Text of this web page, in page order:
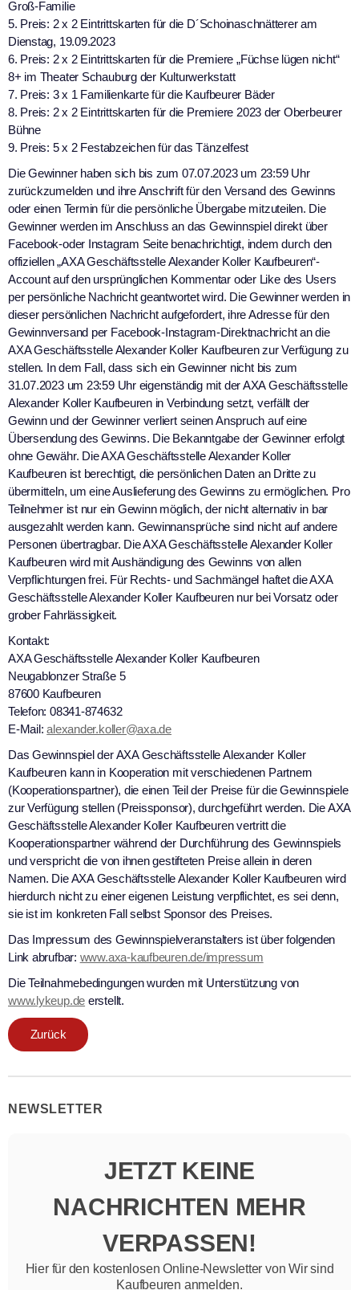
Groß-Familie
5. Preis: 2 x 2 Eintrittskarten für die D´Schoinaschnätterer am
Dienstag, 19.09.2023
6. Preis: 2 x 2 Eintrittskarten für die Premiere „Füchse lügen nicht“
8+ im Theater Schauburg der Kulturwerkstatt
7. Preis: 3 x 1 Familienkarte für die Kaufbeurer Bäder
8. Preis: 2 x 2 Eintrittskarten für die Premiere 2023 der Oberbeurer
Bühne
9. Preis: 5 x 2 Festabzeichen für das Tänzelfest
Die Gewinner haben sich bis zum 07.07.2023 um 23:59 Uhr
zurückzumelden und ihre Anschrift für den Versand des Gewinns
oder einen Termin für die persönliche Übergabe mitzuteilen. Die
Gewinner werden im Anschluss an das Gewinnspiel direkt über
Facebook-oder Instagram Seite benachrichtigt, indem durch den
offiziellen „AXA Geschäftsstelle Alexander Koller Kaufbeuren“-
Account auf den ursprünglichen Kommentar oder Like des Users
per persönliche Nachricht geantwortet wird. Die Gewinner werden in
dieser persönlichen Nachricht aufgefordert, ihre Adresse für den
Gewinnversand per Facebook-Instagram-Direktnachricht an die
AXA Geschäftsstelle Alexander Koller Kaufbeuren zur Verfügung zu
stellen. In dem Fall, dass sich ein Gewinner nicht bis zum
31.07.2023 um 23:59 Uhr eigenständig mit der AXA Geschäftsstelle
Alexander Koller Kaufbeuren in Verbindung setzt, verfällt der
Gewinn und der Gewinner verliert seinen Anspruch auf eine
Übersendung des Gewinns. Die Bekanntgabe der Gewinner erfolgt
ohne Gewähr. Die AXA Geschäftsstelle Alexander Koller
Kaufbeuren ist berechtigt, die persönlichen Daten an Dritte zu
übermitteln, um eine Auslieferung des Gewinns zu ermöglichen. Pro
Teilnehmer ist nur ein Gewinn möglich, der nicht alternativ in bar
ausgezahlt werden kann. Gewinnansprüche sind nicht auf andere
Personen übertragbar. Die AXA Geschäftsstelle Alexander Koller
Kaufbeuren wird mit Aushändigung des Gewinns von allen
Verpflichtungen frei. Für Rechts- und Sachmängel haftet die AXA
Geschäftsstelle Alexander Koller Kaufbeuren nur bei Vorsatz oder
grober Fahrlässigkeit.
Kontakt:
AXA Geschäftsstelle Alexander Koller Kaufbeuren
Neugablonzer Straße 5
87600 Kaufbeuren
Telefon: 08341-874632
E-Mail:alexander.koller@axa.de
Das Gewinnspiel der AXA Geschäftsstelle Alexander Koller
Kaufbeuren kann in Kooperation mit verschiedenen Partnern
(Kooperationspartner), die einen Teil der Preise für die Gewinnspiele
zur Verfügung stellen (Preissponsor), durchgeführt werden. Die AXA
Geschäftsstelle Alexander Koller Kaufbeuren vertritt die
Kooperationspartner während der Durchführung des Gewinnspiels
und verspricht die von ihnen gestifteten Preise allein in deren
Namen. Die AXA Geschäftsstelle Alexander Koller Kaufbeuren wird
hierdurch nicht zu einer eigenen Leistung verpflichtet, es sei denn,
sie ist im konkreten Fall selbst Sponsor des Preises.
Das Impressum des Gewinnspielveranstalters ist über folgenden
Link abrufbar: www.axa-kaufbeuren.de/impressum
Die Teilnahmebedingungen wurden mit Unterstützung von
www.lykeup.de erstellt.
Zurück
NEWSLETTER
JETZT KEINE
NACHRICHTEN MEHR
VERPASSEN!
Hier für den kostenlosen Online-Newsletter von Wir sind
Kaufbeuren anmelden.